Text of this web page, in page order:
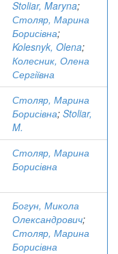
Stoliar, Maryna;
Столяр, Марина
Борисівна;
Kolesnyk, Olena;
Колесник, Олена
Сергіївна
Столяр, Марина
Борисівна; Stoliar,
M.
Столяр, Марина
Борисівна
Богун, Микола
Олександрович;
Столяр, Марина
Борисівна